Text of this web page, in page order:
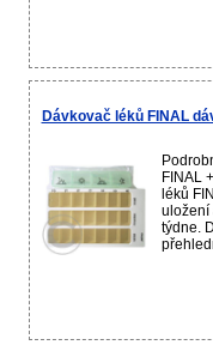
Dávkovač léků FINAL
FINAL
léků
uložení
týdne.